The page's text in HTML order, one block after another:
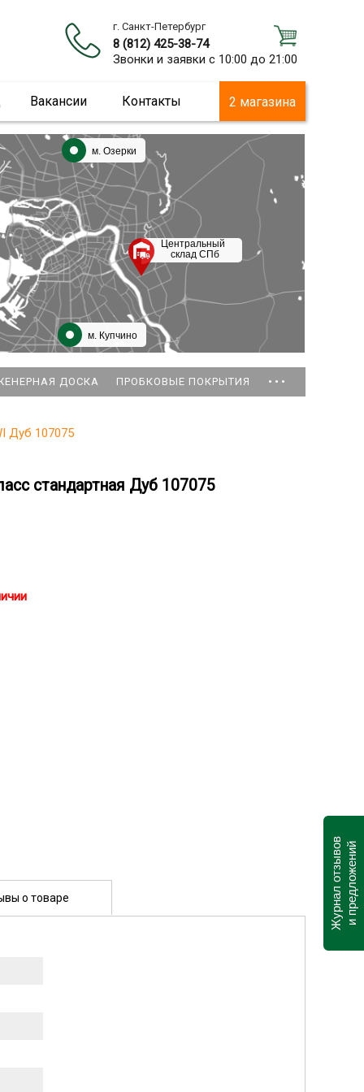
г. Санкт-Петербург
8 (812) 425-38-74
Звонки и заявки с 10:00 до 21:00
Вакансии Контакты 2 магазина
м. Озерки
м. Купчино
Центральный
склад СПб
ДОСКА ПРОБКОВЫЕ ПОКРЫТИЯ ...
Дуб 107075
стандартная Дуб 107075
о товаре Журнал отзывови предложений